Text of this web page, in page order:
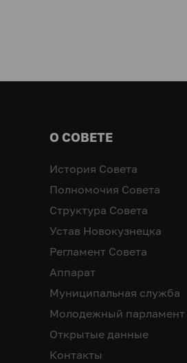
О СОВЕТЕ
История Совета
Полномочия Совета
Структура Совета
Устав Новокузнецка
Регламент Совета
Аппарат
Муниципальная служба
Молодежный парламент
Открытые данные
Контакты